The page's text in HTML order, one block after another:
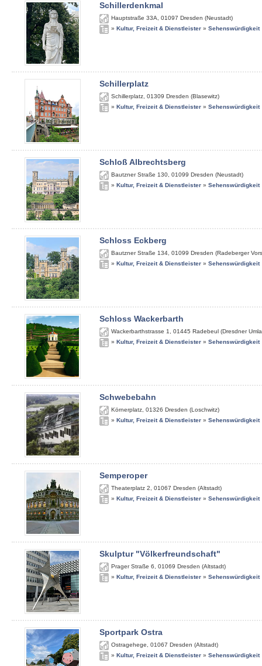
Schillerdenkmal
Hauptstraße 33A 01097 Dresden (Neustadt)
» Kultur, Freizeit & Dienstleister » Sehenswürdigkeit
Schillerplatz
Schillerplatz 01309 Dresden (Blasewitz)
» Kultur, Freizeit & Dienstleister » Sehenswürdigkeit
Schloß Albrechtsberg
Bautzner Straße 130 01099 Dresden (Neustadt)
» Kultur, Freizeit & Dienstleister » Sehenswürdigkeit
Schloss Eckberg
Bautzner Straße 134 01099 Dresden (Radeberger
» Kultur, Freizeit & Dienstleister » Sehenswürdigkeit
Schloss Wackerbarth
Wackerbarthstrasse 1 01445 Radebeul (Dresdner
» Kultur, Freizeit & Dienstleister » Sehenswürdigkeit
Schwebebahn
Körnerplatz 01326 Dresden (Loschwitz)
» Kultur, Freizeit & Dienstleister » Sehenswürdigkeit
Semperoper
Theaterplatz 2 01067 Dresden (Altstadt)
» Kultur, Freizeit & Dienstleister » Sehenswürdigkeit
Skulptur "Völkerfreundschaft"
Prager Straße 6 01069 Dresden (Altstadt)
» Kultur, Freizeit & Dienstleister » Sehenswürdigkeit
Sportpark Ostra
Ostragehege 01067 Dresden (Altstadt)
» Kultur, Freizeit & Dienstleister » Sehenswürdigkeit